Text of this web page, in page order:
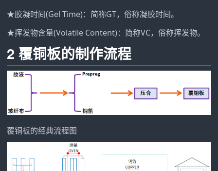
★胶凝时间(Gel Time)：简称GT，俗称凝胶时间。
★挥发物含量(Volatile Content)：简称VC，俗称挥发物。
2 覆铜板的制作流程
覆铜板的经典流程图